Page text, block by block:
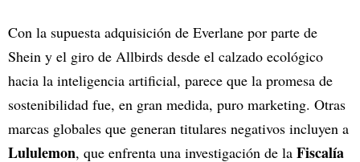
Con la supuesta adquisición de Everlane por parte de
Shein y el giro de Allbirds desde el calzado ecológico
hacia la inteligencia artificial, parece que la promesa de
sostenibilidad fue, en gran medida, puro marketing. Otras
marcas globales que generan titulares negativos incluyen a
Lululemon, que enfrenta una investigación de la Fiscalía